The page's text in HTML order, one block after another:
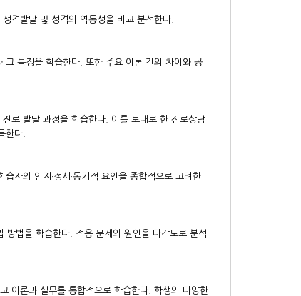
격발달 및 성격의 역동성을 비교 분석한다.
그 특징을 학습한다. 또한 주요 이론 간의 차이와 공
로 발달 과정을 학습한다. 이를 토대로 한 진로상담
한다.
자의 인지·정서·동기적 요인을 종합적으로 고려한
방법을 학습한다. 적응 문제의 원인을 다각도로 분석
이론과 실무를 통합적으로 학습한다. 학생의 다양한